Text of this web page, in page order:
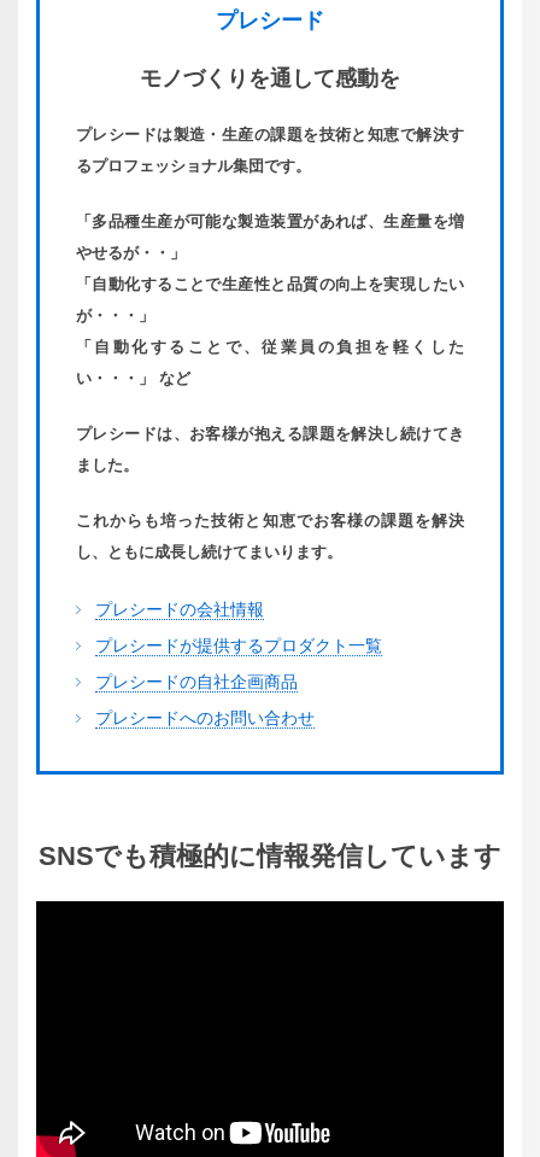
プレシード
モノづくりを通して感動を
プレシードは製造・生産の課題を技術と知恵で解決す
るプロフェッショナル集団です。
「多品種生産が可能な製造装置があれば、生産量を増
やせるが・・」
「自動化することで生産性と品質の向上を実現したい
が・・・」
「自動化することで、従業員の負担を軽くした
い・・・」 など
プレシードは、お客様が抱える課題を解決し続けてき
ました。
これからも培った技術と知恵でお客様の課題を解決
し、ともに成長し続けてまいります。
プレシードの会社情報
プレシードが提供するプロダクト一覧
プレシードの自社企画商品
プレシードへのお問い合わせ
SNSでも積極的に情報発信しています